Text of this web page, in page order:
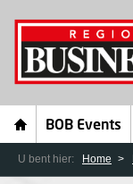
BOB Events
U bent hier: Home